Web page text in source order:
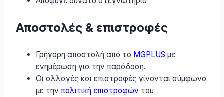
Αποστολές & επιστροφές
Γρήγορη αποστολή από το MGPLUS με
ενημέρωση για την παράδοση.
Οι αλλαγές και επιστροφές γίνονται σύμφωνα
με την πολιτική επιστροφών του